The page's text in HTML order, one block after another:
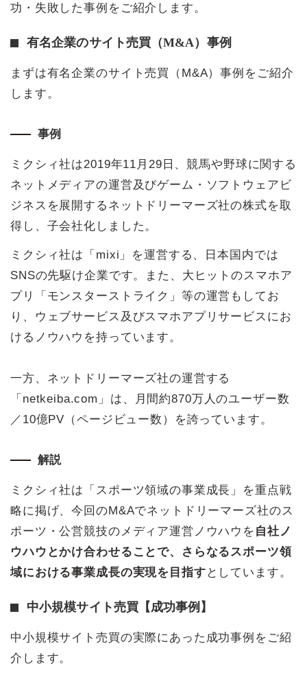
功・失敗した事例をご紹介します。
有名企業のサイト売買（M&A）事例
まずは有名企業のサイト売買（M&A）事例をご紹介
します。
事例
ミクシィ社は2019年11月29日、競馬や野球に関する
ネットメディアの運営及びゲーム・ソフトウェアビ
ジネスを展開するネットドリーマーズ社の株式を取
得し、子会社化しました。
ミクシィ社は「mixi」を運営する、日本国内では
SNSの先駆け企業です。また、大ヒットのスマホア
プリ「モンスターストライク」等の運営もしてお
り、ウェブサービス及びスマホアプリサービスにお
けるノウハウを持っています。
一方、ネットドリーマーズ社の運営する
「netkeiba.com」は、月間約870万人のユーザー数
／10億PV（ページビュー数）を誇っています。
解説
ミクシィ社は「スポーツ領域の事業成長」を重点戦
略に掲げ、今回のM&Aでネットドリーマーズ社のス
ポーツ・公営競技のメディア運営ノウハウを 自社ノ
ウハウとかけ合わせることで、さらなるスポーツ領
域における事業成長の実現を目指す としています。
中小規模サイト売買【成功事例】
中小規模サイト売買の実際にあった成功事例をご紹
介します。